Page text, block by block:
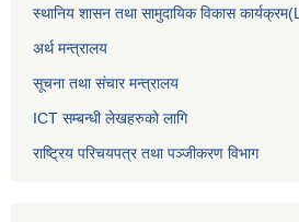
स्थानिय शासन तथा सामुदायिक विकास
अर्थ मन्त्रालय
सूचना तथा संचार मन्त्रालय
ICT सम्बन्धी लेखहरुको लागि
राष्ट्रिय परिचयपत्र तथा पञ्‍जीकरण विभाग